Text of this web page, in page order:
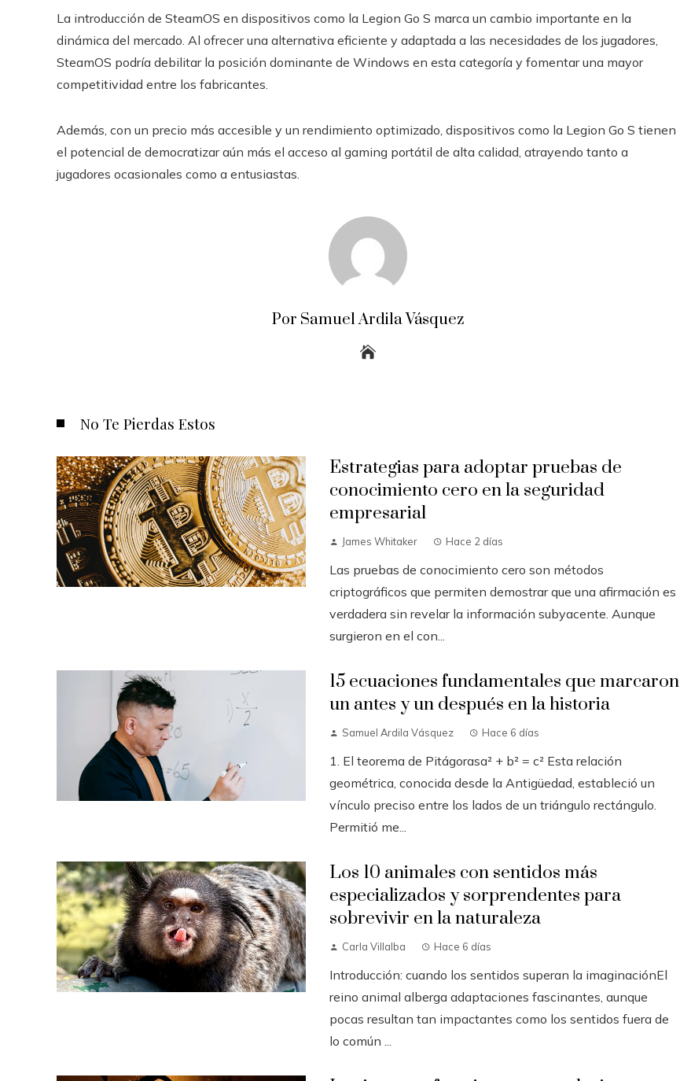
La introducción de SteamOS en dispositivos como la Legion Go S marca un cambio importante en la
dinámica del mercado. Al ofrecer una alternativa eficiente y adaptada a las necesidades de los jugadores,
SteamOS podría debilitar la posición dominante de Windows en esta categoría y fomentar una mayor
competitividad entre los fabricantes.
Además, con un precio más accesible y un rendimiento optimizado, dispositivos como la Legion Go S tienen
el potencial de democratizar aún más el acceso al gaming portátil de alta calidad, atrayendo tanto a
jugadores ocasionales como a entusiastas.
Por Samuel Ardila Vásquez
No Te Pierdas Estos
Estrategias para adoptar pruebas de
conocimiento cero en la seguridad
empresarial
James Whitaker Hace 2 días
Las pruebas de conocimiento cero son métodos
criptográficos que permiten demostrar que una afirmación es
verdadera sin revelar la información subyacente. Aunque
surgieron en el con...
15 ecuaciones fundamentales que marcaron
un antes y un después en la historia
Samuel Ardila Vásquez Hace 6 días
1. El teorema de Pitágorasa² + b² = c² Esta relación
geométrica, conocida desde la Antigüedad, estableció un
vínculo preciso entre los lados de un triángulo rectángulo.
Permitió me...
Los 10 animales con sentidos más
especializados y sorprendentes para
sobrevivir en la naturaleza
Carla Villalba Hace 6 días
Introducción: cuando los sentidos superan la imaginaciónEl
reino animal alberga adaptaciones fascinantes, aunque
pocas resultan tan impactantes como los sentidos fuera de
lo común ...